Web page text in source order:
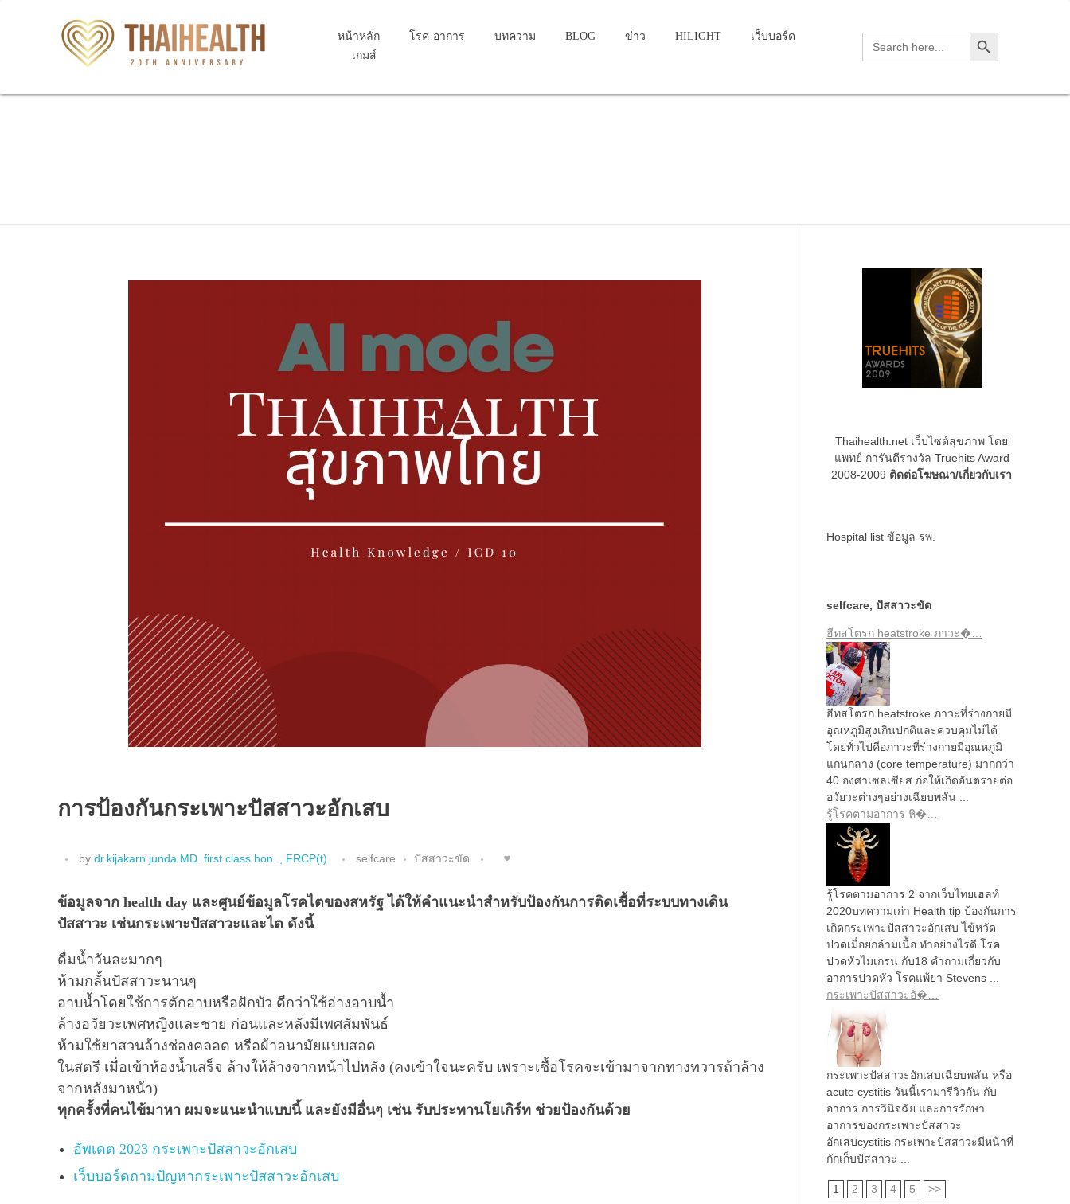
หน้าหลัก โรค-อาการ บทความ BLOG ข่าว HILIGHT
เว็บบอร์ด
เกมส์
Search
for:
Search Button
การป้องกันกระเพาะปัสสาวะอักเสบ
by dr.kijakarn junda MD. first class hon. , FRCP(t) selfcare ปัสสาวะขัด
ข้อมูลจาก health day และศูนย์ข้อมูลโรคไตของสหรัฐ ได้ให้คำแนะนำสำหรับป้องกันการติดเชื้อที่ระบบทางเดิน
ปัสสาวะ เช่นกระเพาะปัสสาวะและไต ดังนี้
ดื่มน้ำวันละมากๆ
ห้ามกลั้นปัสสาวะนานๆ
อาบน้ำโดยใช้การตักอาบหรือฝักบัว ดีกว่าใช้อ่างอาบน้ำ
ล้างอวัยวะเพศหญิงและชาย ก่อนและหลังมีเพศสัมพันธ์
ห้ามใช้ยาสวนล้างช่องคลอด หรือผ้าอนามัยแบบสอด
ในสตรี เมื่อเข้าห้องน้ำเสร็จ ล้างให้ล้างจากหน้าไปหลัง (คงเข้าใจนะครับ เพราะเชื้อโรคจะเข้ามาจากทางทวารถ้าล้าง
จากหลังมาหน้า)
ทุกครั้งที่คนไข้มาหา ผมจะแนะนำแบบนี้ และยังมีอื่นๆ เช่น รับประทานโยเกิร์ท ช่วยป้องกันด้วย
อัพเดต 2023 กระเพาะปัสสาวะอักเสบ
เว็บบอร์ดถามปัญหากระเพาะปัสสาวะอักเสบ
Thaihealth.net เว็บไซต์สุขภาพ โดย
แพทย์ การันตีรางวัล Truehits Award
2008-2009 ติดต่อโฆษณา/เกี่ยวกับเรา
Hospital list ข้อมูล รพ.
selfcare, ปัสสาวะขัด
ฮีทสโตรก heatstroke ภาวะ�…
ฮีทสโตรก heatstroke ภาวะที่ร่างกายมี
อุณหภูมิสูงเกินปกติและควบคุมไม่ได้
โดยทั่วไปคือภาวะที่ร่างกายมีอุณหภูมิ
แกนกลาง (core temperature) มากกว่า
40 องศาเซลเซียส ก่อให้เกิดอันตรายต่อ
อวัยวะต่างๆอย่างเฉียบพลัน ...
รู้โรคตามอาการ หิ�…
รู้โรคตามอาการ 2 จากเว็บไทยเฮลท์
2020บทความเก่า Health tip ป้องกันการ
เกิดกระเพาะปัสสาวะอักเสบ ไข้หวัด
ปวดเมื่อยกล้ามเนื้อ ทำอย่างไรดี โรค
ปวดหัวไมเกรน กับ18 คำถามเกี่ยวกับ
อาการปวดหัว โรคแพ้ยา Stevens ...
กระเพาะปัสสาวะอั�…
กระเพาะปัสสาวะอักเสบเฉียบพลัน หรือ
acute cystitis วันนี้เรามารีวิวกัน กับ
อาการ การวินิจฉัย และการรักษา
อาการของกระเพาะปัสสาวะ
อักเสบcystitis กระเพาะปัสสาวะมีหน้าที่
กักเก็บปัสสาวะ ...
1 2 3 4 5 >>